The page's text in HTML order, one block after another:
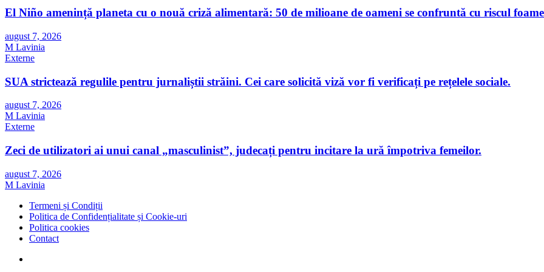
El Niño amenință planeta cu o nouă criză alimentară: 50 de milioane de oameni se confruntă cu riscul
august 7, 2026
M Lavinia
Externe
SUA strictează regulile pentru jurnaliștii străini. Cei care solicită viză vor fi verificați pe rețelele sociale.
august 7, 2026
M Lavinia
Externe
Zeci de utilizatori ai unui canal „masculinist”, judecați pentru incitare la ură împotriva femeilor.
august 7, 2026
M Lavinia
Termeni și Condiții
Politica de Confidențialitate și Cookie-uri
Politica cookies
Contact